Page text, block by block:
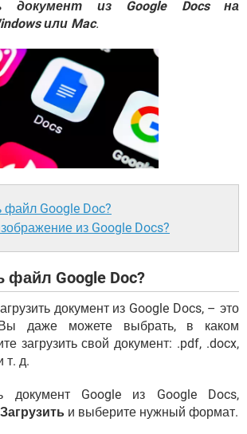
GOOGLE
документ из Google Docs на
или Mac.
файл Google Doc?
из Google Docs?
файл Google Doc?
документ из Google Docs, – это
даже можете выбрать, в каком
загрузить свой документ: .pdf, .docx,
т. д.
документ Google из Google Docs,
и выберите нужный формат.